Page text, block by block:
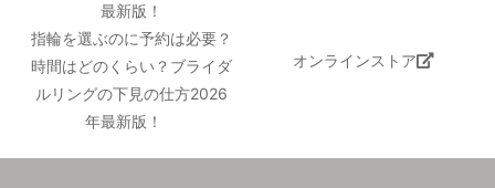
最新版！
指輪を選ぶのに予約は必要？
時間はどのくらい？ブライダ
ルリングの下見の仕方2026
年最新版！
オンラインストア